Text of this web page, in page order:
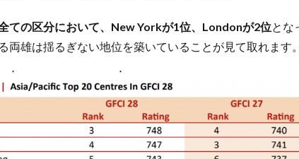
ての区分において、New Yorkが1位、Londonが2位とな
両雄は揺るぎない地位を築いていることが見て取れます。